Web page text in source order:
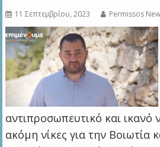
11 Σεπτεμβρίου, 2023 Permissos
αντιπροσωπευτικό και ικανό
ακόμη νίκες για την Βοιωτία